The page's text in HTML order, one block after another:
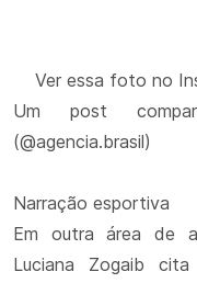
Ver essa foto
Um post
(@agencia.brasil)
Narração esportiva
Em outra área de
Luciana Zogaib cita